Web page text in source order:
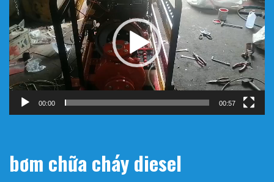
Video
00:00 00:57
bơm chữa cháy diesel